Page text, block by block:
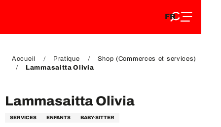
DE
FR
EN
Accueil Pratique
Shop (Commerces et services)
Lammasaitta Olivia
Lammasaitta Olivia
SERVICES ENFANTS BABY-SITTER